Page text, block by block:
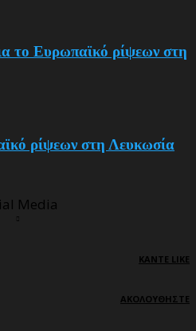
το Ευρωπαϊκό ρίψεων στη
ρίψεων στη Λευκωσία
Media
ΚΆΝΤΕ LIKE
ΑΚΟΛΟΥΘΉΣΤΕ